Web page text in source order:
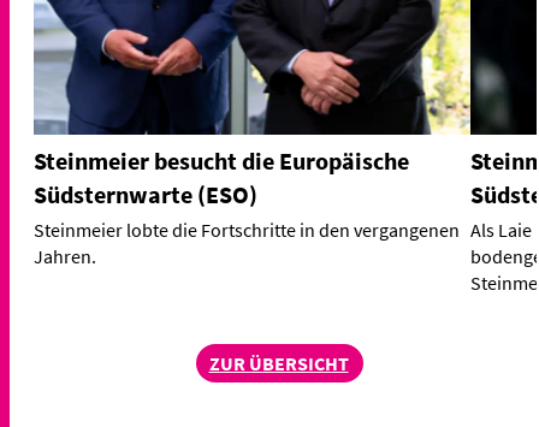
Steinmeier besucht die Europäische
Südsternwarte (ESO)
Steinmeier lobte die Fortschritte in den vergangenen
Jahren.
Als
ZUR ÜBERSICHT